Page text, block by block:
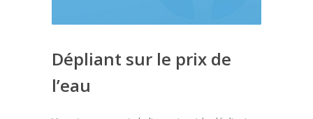
Dépliant sur le prix de
l’eau